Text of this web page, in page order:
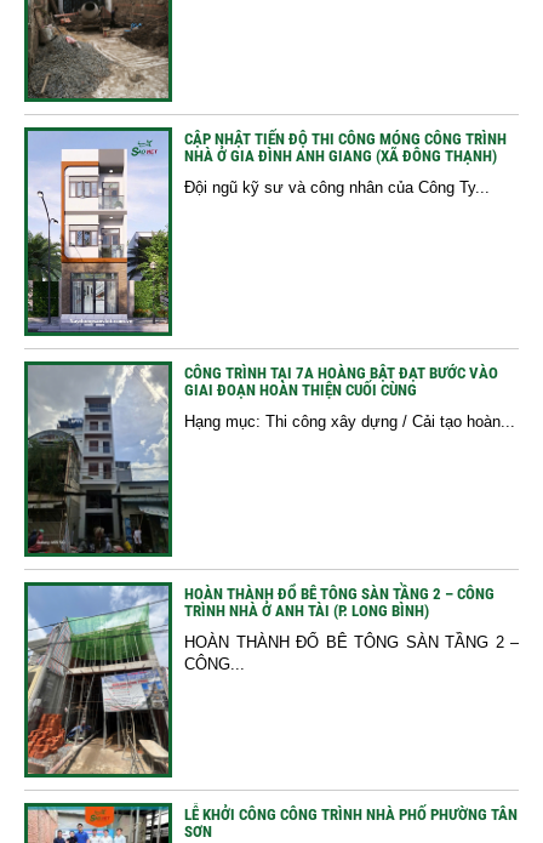
CẬP NHẬT TIẾN ĐỘ THI CÔNG MÓNG CÔNG TRÌNH
NHÀ Ở GIA ĐÌNH ANH GIANG (XÃ ĐÔNG THẠNH)
Đội ngũ kỹ sư và công nhân của Công Ty...
CÔNG TRÌNH TẠI 7A HOÀNG BẬT ĐẠT BƯỚC VÀO
GIAI ĐOẠN HOÀN THIỆN CUỐI CÙNG
Hạng mục: Thi công xây dựng / Cải tạo hoàn...
HOÀN THÀNH ĐỔ BÊ TÔNG SÀN TẦNG 2 – CÔNG
TRÌNH NHÀ Ở ANH TÀI (P. LONG BÌNH)
HOÀN THÀNH ĐỔ BÊ TÔNG SÀN TẦNG 2 –
CÔNG...
LỄ KHỞI CÔNG CÔNG TRÌNH NHÀ PHỐ PHƯỜNG TÂN
SƠN